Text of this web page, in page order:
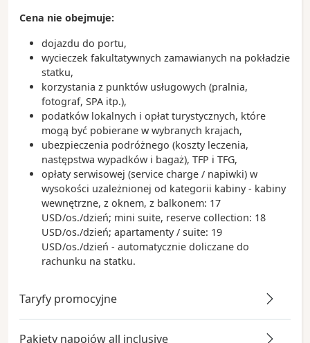
Cena nie obejmuje:
dojazdu do portu,
wycieczek fakultatywnych zamawianych na pokładzie
statku,
korzystania z punktów usługowych (pralnia,
fotograf, SPA itp.),
podatków lokalnych i opłat turystycznych, które
mogą być pobierane w wybranych krajach,
ubezpieczenia podróżnego (koszty leczenia,
następstwa wypadków i bagaż), TFP i TFG,
opłaty serwisowej (service charge / napiwki) w
wysokości uzależnionej od kategorii kabiny - kabiny
wewnętrzne, z oknem, z balkonem: 17
USD/os./dzień; mini suite, reserve collection: 18
USD/os./dzień; apartamenty / suite: 19
USD/os./dzień - automatycznie doliczane do
rachunku na statku.
Taryfy promocyjne
Pakiety napojów all inclusive